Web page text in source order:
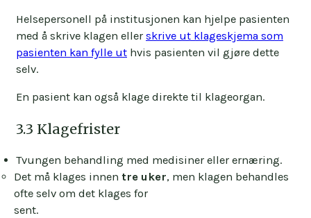
Helsepersonell på institusjonen kan hjelpe pasienten
med å skrive klagen eller skrive ut klageskjema som
pasienten kan fylle ut hvis pasienten vil gjøre dette
selv.
En pasient kan også klage direkte til klageorgan.
3.3 Klagefrister
Tvungen behandling med medisiner eller ernæring.
Det må klages innen tre uker, men klagen behandles
ofte selv om det klages for
sent.